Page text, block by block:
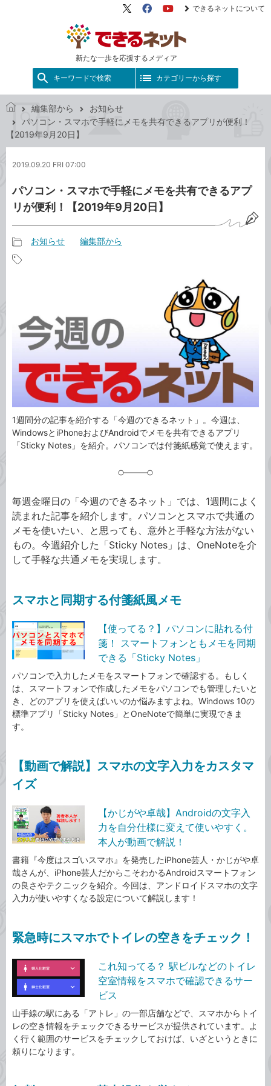
新たな一歩を応援するメディア
X（旧
FacebookYouTube
できるネットについて
キーワードで検索 カテゴリーから探す
き
ッ
編集部から
お知らせ
パソコン・スマホで手軽にメモを共有できるアプリが便利！
【2019年9月20日】
2019.09.20 FRI 07:00
パソコン・スマホで手軽にメモを共有できるアプ
リが便利！【2019年9月20日】
リ
お知らせ 編集部から
1週間分の記事を紹介する「今週のできるネット」。今週は、
WindowsとiPhoneおよびAndroidでメモを共有できるアプリ
「Sticky Notes」を紹介。パソコンでは付箋紙感覚で使えます。
毎週金曜日の「今週のできるネット」では、1週間によく
読まれた記事を紹介します。パソコンとスマホで共通の
メモを使いたい、と思っても、意外と手軽な方法がない
もの。今週紹介した「Sticky Notes」は、OneNoteを介
して手軽な共通メモを実現します。
スマホと同期する付箋紙風メモ
【使ってる？】パソコンに貼れる付
箋！ スマートフォンともメモを同期
できる「Sticky Notes」
パソコンで入力したメモをスマートフォンで確認する。もしく
は、スマートフォンで作成したメモをパソコンでも管理したいと
き、どのアプリを使えばいいのか悩みますよね。Windows 10の
標準アプリ「Sticky Notes」とOneNoteで簡単に実現できま
す。
【動画で解説】スマホの文字入力をカスタマ
イズ
【かじがや卓哉】Androidの文字入
力を自分仕様に変えて使いやすく。
本人が動画で解説！
書籍『今度はスゴいスマホ』を発売したiPhone芸人・かじがや卓
哉さんが、iPhone芸人だからこそわかるAndroidスマートフォン
の良さやテクニックを紹介。今回は、アンドロイドスマホの文字
入力が使いやすくなる設定について解説します！
緊急時にスマホでトイレの空きをチェック！
これ知ってる？ 駅ビルなどのトイレ
空室情報をスマホで確認できるサー
ビス
山手線の駅にある「アトレ」の一部店舗などで、スマホからトイ
レの空き情報をチェックできるサービスが提供されています。よ
く行く範囲のサービスをチェックしておけば、いざというときに
頼りになります。